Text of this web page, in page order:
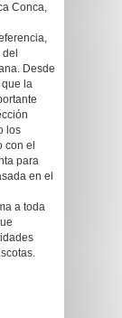
Conca,
Desde
que la
los
con el
para
en el
a toda